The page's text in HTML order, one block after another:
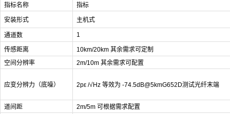
指标名称
指标
安装形式 主机式
通道数 1
传感距离
10km/20km 其余需求可定制
空间分辨率
2m/10m 其余需求可配置
应变分辨力（底噪） 2pε /√Hz 等效为 -74.5dB@5kmG652D测试光纤末端
道间距
2m/5m 可根据需求配置